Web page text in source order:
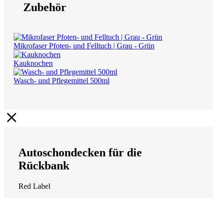
Zubehör
Mikrofaser Pfoten- und Felltuch | Grau - Grün
Kauknochen
Wasch- und Pflegemittel 500ml
Autoschondecken für die
Rückbank
Red Label